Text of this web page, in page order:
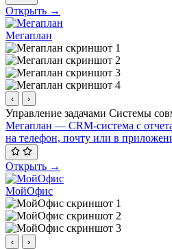
Открыть →
Мегаплан
‹ ›
Управление задачами Системы
Мегаплан — CRM-система с
на телефон, почту или в
Открыть →
МойОфис
‹ ›